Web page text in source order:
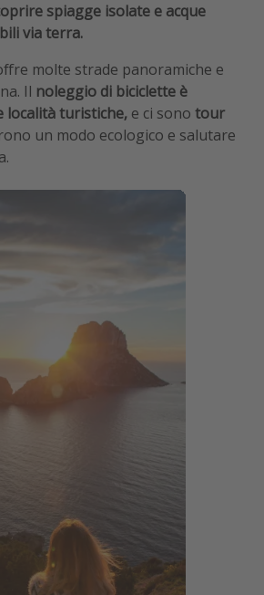
spiagge isolate e acque
via terra.
molte strade panoramiche e
Il noleggio di biciclette è
località turistiche, e ci sono tour
un modo ecologico e salutare